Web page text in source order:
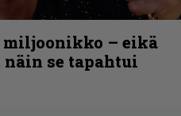
– eikä
se tapahtui